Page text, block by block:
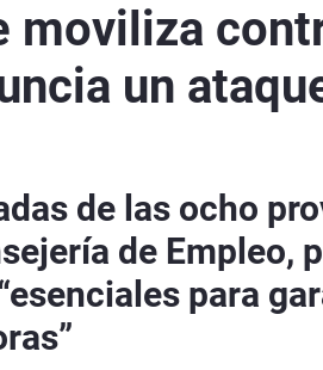
moviliza
un
de las ocho
de
para